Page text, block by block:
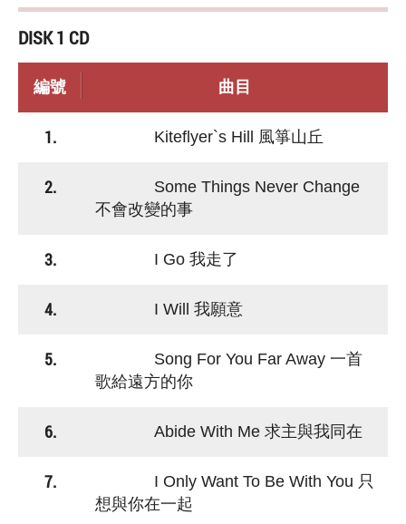
DISK 1 CD
編號 曲目
1. Kiteflyer`s Hill 風箏山丘
2.
Some Things Never Change
不會改變的事
3. I Go 我走了
4. I Will 我願意
5.
Song For You Far Away 一首
歌給遠方的你
6. Abide With Me 求主與我同在
7.
I Only Want To Be With You 只
想與你在一起